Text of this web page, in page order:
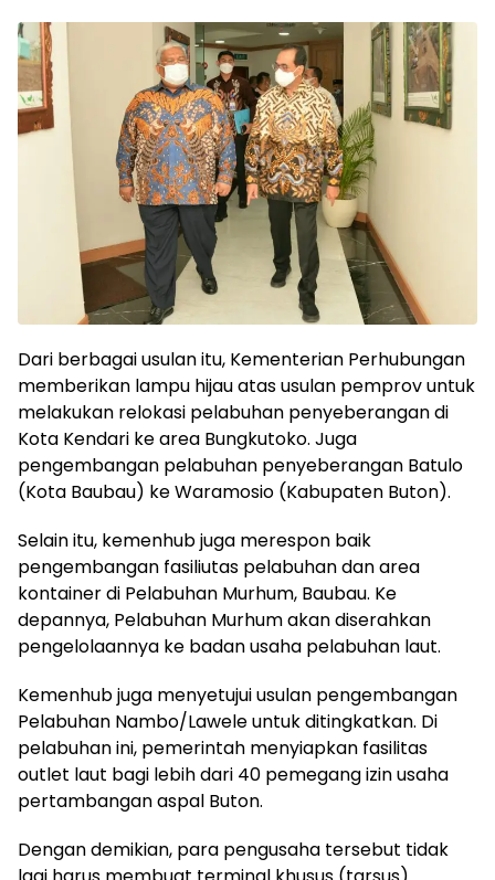
Dari berbagai usulan itu, Kementerian Perhubungan
memberikan lampu hijau atas usulan pemprov untuk
melakukan relokasi pelabuhan penyeberangan di
Kota Kendari ke area Bungkutoko. Juga
pengembangan pelabuhan penyeberangan Batulo
(Kota Baubau) ke Waramosio (Kabupaten Buton).
Selain itu, kemenhub juga merespon baik
pengembangan fasiliutas pelabuhan dan area
kontainer di Pelabuhan Murhum, Baubau. Ke
depannya, Pelabuhan Murhum akan diserahkan
pengelolaannya ke badan usaha pelabuhan laut.
Kemenhub juga menyetujui usulan pengembangan
Pelabuhan Nambo/Lawele untuk ditingkatkan. Di
pelabuhan ini, pemerintah menyiapkan fasilitas
outlet laut bagi lebih dari 40 pemegang izin usaha
pertambangan aspal Buton.
Dengan demikian, para pengusaha tersebut tidak